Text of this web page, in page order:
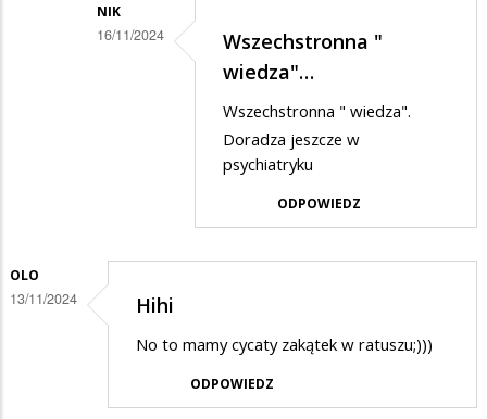
Innowacyjna
NIK
16/11/2024
Jaka
matka
córka
Wszechstronna "
wiedza"…
Wszechstronna " wiedza".
Doradza jeszcze w
psychiatryku
ODPOWIEDZ
OLO
13/11/2024 Hihi
No to mamy cycaty zakątek w ratuszu;)))
ODPOWIEDZ